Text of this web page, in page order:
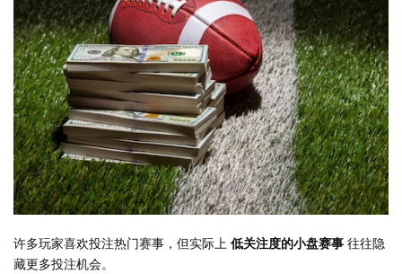
许多玩家喜欢投注热门赛事，但实际上 低关注度的小盘赛事 往往隐
藏更多投注机会。